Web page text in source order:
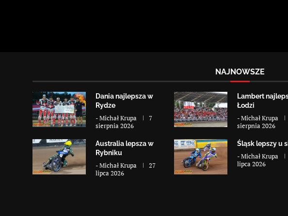
NAJNOWSZE
Dania najlepsza w
Rydze
-Michał Krupa
7
sierpnia 2026
Lambert
Łodzi
-Michał Krupa
sierpnia 2026
Australia lepsza w
Rybniku
-Michał Krupa
27
lipca 2026
Śląsk lepszy u
-Michał Krupa
lipca 2026